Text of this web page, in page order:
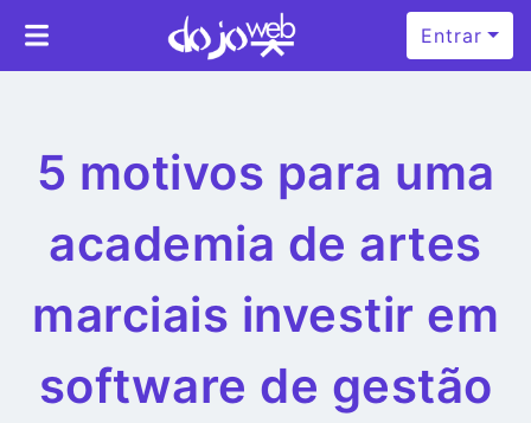
Entrar
5 motivos para uma
academia de artes
marciais investir em
software de gestão